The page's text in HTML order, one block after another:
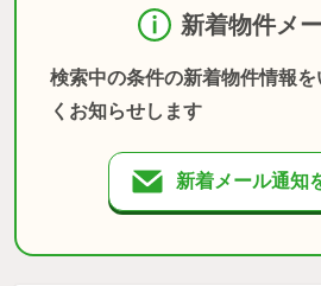
新着物件メ
検索中の条件の新着物件情報を
くお知らせします
新着メール通知